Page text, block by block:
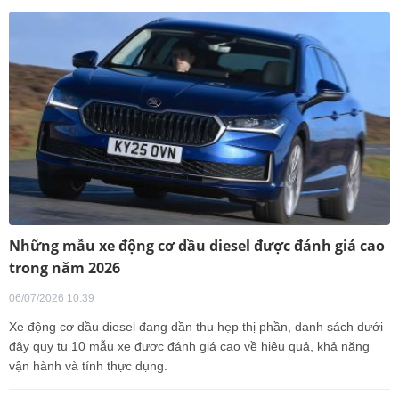
Những mẫu xe động cơ dầu diesel được đánh giá cao
trong năm 2026
06/07/2026 10:39
Xe động cơ dầu diesel đang dần thu hẹp thị phần, danh sách dưới
đây quy tụ 10 mẫu xe được đánh giá cao về hiệu quả, khả năng
vận hành và tính thực dụng.